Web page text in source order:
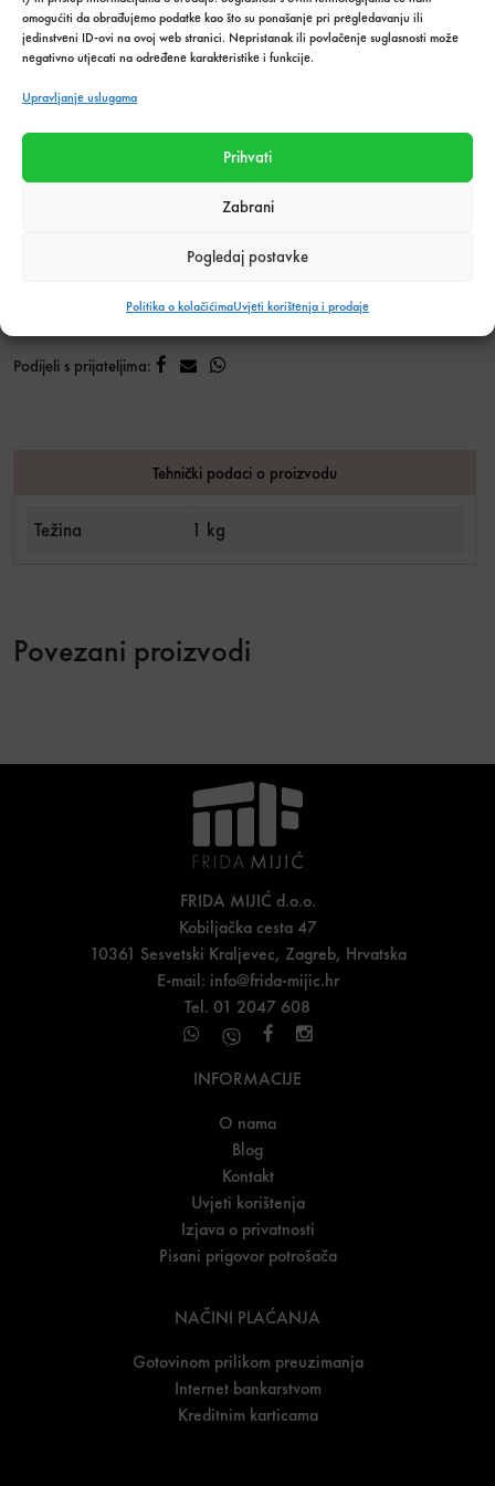
omogućiti da obrađujemo podatke kao što su ponašanje pri pregledavanju ili
jedinstveni ID-ovi na ovoj web stranici. Nepristanak ili povlačenje suglasnosti može
negativno utjecati na određene karakteristike i funkcije.
Upravljanje uslugama
Prihvati
Zabrani
Pogledaj postavke
Politika o kolačićimaUvjeti korištenja i prodaje
gleter RSF 283x130x12 mm s gumenom drškom. Naručite
već danas i osigurajte vrhunsku kvalitetu izvedbe!
Količina u
Dodaj u listu želja
Podijeli s prijateljima:
Tehnički podaci o proizvodu
Težina 1 kg
Povezani proizvodi
FRIDA MIJIĆ d.o.o.
Kobiljačka cesta 47
10361 Sesvetski Kraljevec, Zagreb, Hrvatska
E-mail: info@frida-mijic.hr
Tel. 01 2047 608
INFORMACIJE
O nama
Blog
Kontakt
Uvjeti korištenja
Izjava o privatnosti
Pisani prigovor potrošača
NAČINI PLAĆANJA
Gotovinom prilikom preuzimanja
Internet bankarstvom
Kreditnim karticama